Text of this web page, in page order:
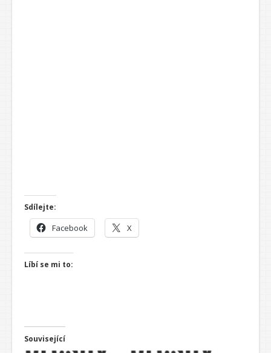
Sdílejte:
Facebook X
Líbí se mi to:
Související